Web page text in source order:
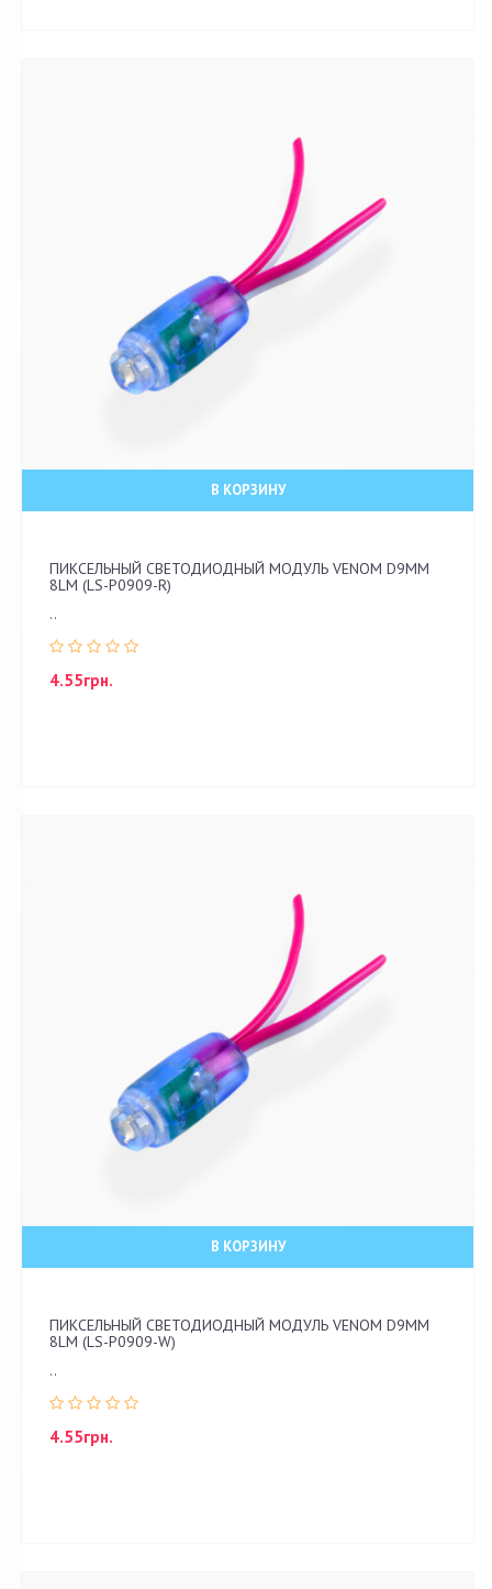
В КОРЗИНУ
ПИКСЕЛЬНЫЙ СВЕТОДИОДНЫЙ МОДУЛЬ VENOM D9ММ
8LM (LS-P0909-R)
..
4.55грн.
В КОРЗИНУ
ПИКСЕЛЬНЫЙ СВЕТОДИОДНЫЙ МОДУЛЬ VENOM D9ММ
8LM (LS-P0909-W)
..
4.55грн.